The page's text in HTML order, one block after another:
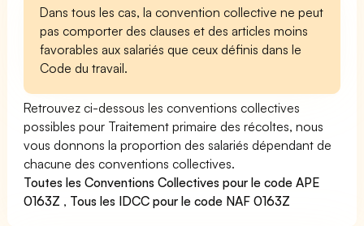
Dans tous les cas, la convention collective ne peut
pas comporter des clauses et des articles moins
favorables aux salariés que ceux définis dans le
Code du travail.
Retrouvez ci-dessous les conventions collectives
possibles pour Traitement primaire des récoltes, nous
vous donnons la proportion des salariés dépendant de
chacune des conventions collectives.
Toutes les Conventions Collectives pour le code APE
0163Z , Tous les IDCC pour le code NAF 0163Z